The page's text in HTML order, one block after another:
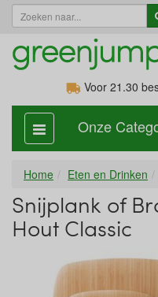
Voor 21.30
categorie
aan,
Onze
Home Eten en Drinken
Snijplank of
Hout Classic